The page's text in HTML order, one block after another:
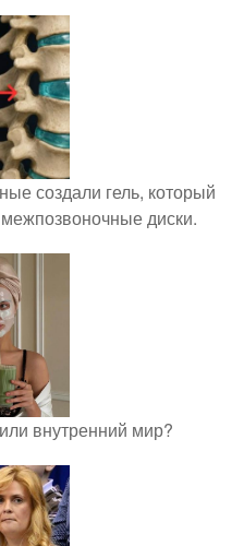
создали гель, который
диски.
внутренний мир?